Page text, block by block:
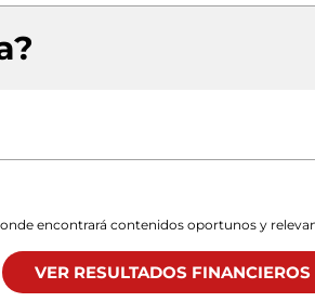
encontrará contenidos oportunos y
VER RESULTADOS FINANCIEROS